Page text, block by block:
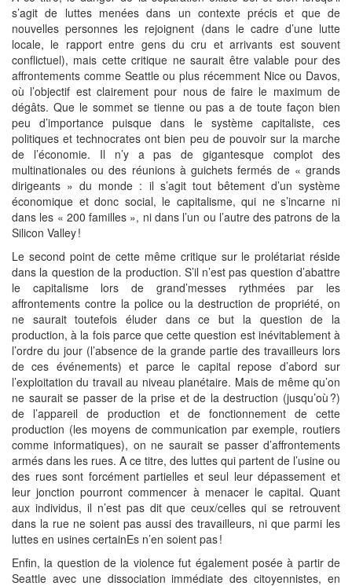
s’agit de luttes menées dans un contexte précis et que de
nouvelles personnes les rejoignent (dans le cadre d’une lutte
locale, le rapport entre gens du cru et arrivants est souvent
conflictuel), mais cette critique ne saurait être valable pour des
affrontements comme Seattle ou plus récemment Nice ou Davos,
où l’objectif est clairement pour nous de faire le maximum de
dégâts. Que le sommet se tienne ou pas a de toute façon bien
peu d’importance puisque dans le système capitaliste, ces
politiques et technocrates ont bien peu de pouvoir sur la marche
de l’économie. Il n’y a pas de gigantesque complot des
multinationales ou des réunions à guichets fermés de « grands
dirigeants » du monde : il s’agit tout bêtement d’un système
économique et donc social, le capitalisme, qui ne s’incarne ni
dans les « 200 familles », ni dans l’un ou l’autre des patrons de la
Silicon Valley !
Le second point de cette même critique sur le prolétariat réside
dans la question de la production. S’il n’est pas question d’abattre
le capitalisme lors de grand’messes rythmées par les
affrontements contre la police ou la destruction de propriété, on
ne saurait toutefois éluder dans ce but la question de la
production, à la fois parce que cette question est inévitablement à
l’ordre du jour (l’absence de la grande partie des travailleurs lors
de ces événements) et parce le capital repose d’abord sur
l’exploitation du travail au niveau planétaire. Mais de même qu’on
ne saurait se passer de la prise et de la destruction (jusqu’où ?)
de l’appareil de production et de fonctionnement de cette
production (les moyens de communication par exemple, routiers
comme informatiques), on ne saurait se passer d’affrontements
armés dans les rues. A ce titre, des luttes qui partent de l’usine ou
des rues sont forcément partielles et seul leur dépassement et
leur jonction pourront commencer à menacer le capital. Quant
aux individus, il n’est pas dit que ceux/celles qui se retrouvent
dans la rue ne soient pas aussi des travailleurs, ni que parmi les
luttes en usines certainEs n’en soient pas !
Enfin, la question de la violence fut également posée à partir de
Seattle avec une dissociation immédiate des citoyennistes, en